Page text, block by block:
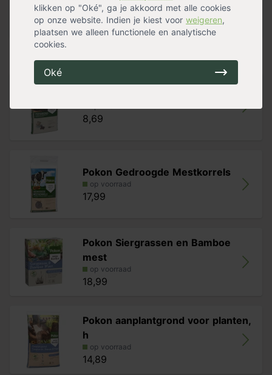
klikken op "Oké", ga je akkoord met alle cookies
op onze website. Indien je kiest voor weigeren,
plaatsen we alleen functionele en analytische
cookies.
Oké
Pluimen
Ja
Stekels
Nee
Meer specificaties »
8,69
Pokon Gedroogde Mestkorrels
op voorraad
17,99
Pokon Siergrassen en Bamboe
mest
op voorraad
18,99
Pokon aanplantgrond voor planten,
h
op voorraad
14,89